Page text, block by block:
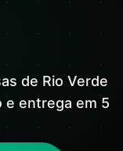
de Rio Verde
e entrega em 5